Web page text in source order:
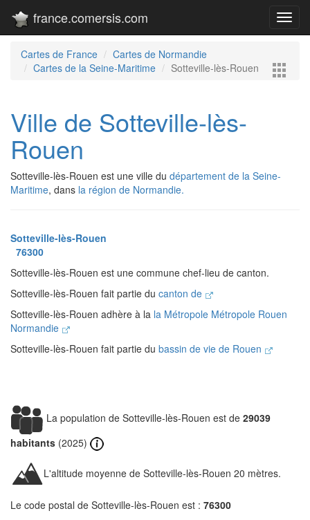
france.comersis.com
Cartes de France
Cartes de Normandie
Cartes de la Seine-Maritime
Sotteville-lès-Rouen
Ville de Sotteville-lès-
Rouen
Sotteville-lès-Rouen est une ville du département de la Seine-
Maritime, dans la région de Normandie.
Sotteville-lès-Rouen
76300
Sotteville-lès-Rouen est une commune chef-lieu de canton.
Sotteville-lès-Rouen fait partie du canton de
Sotteville-lès-Rouen adhère à la la Métropole Métropole Rouen
Normandie
Sotteville-lès-Rouen fait partie du bassin de vie de Rouen
La population de Sotteville-lès-Rouen est de 29039
habitants (2025)
L'altitude moyenne de Sotteville-lès-Rouen 20 mètres.
Le code postal de Sotteville-lès-Rouen est : 76300